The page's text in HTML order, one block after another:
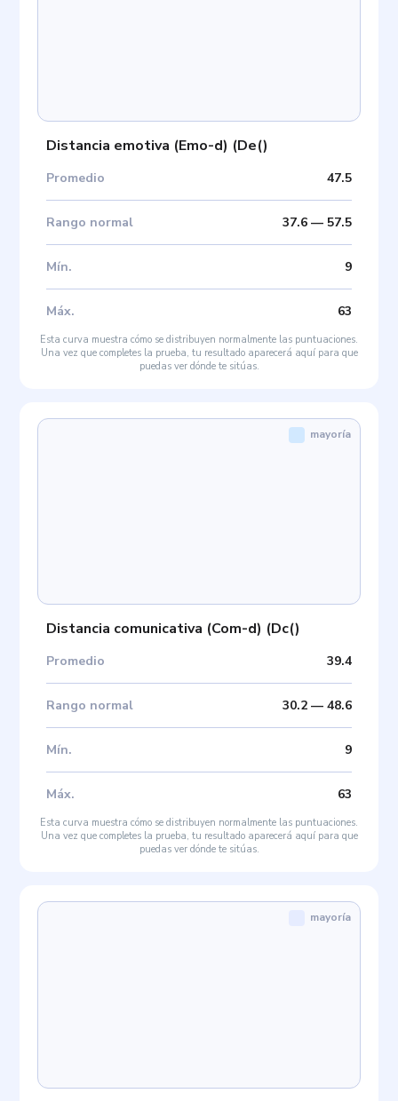
Distancia emotiva (Emo-d) (De()
Promedio 47.5
Rango normal 37.6— 57.5
Mín. 9
Máx. 63
Esta curva muestra cómo se distribuyen normalmente las puntuaciones.
Una vez que completes la prueba, tu resultado aparecerá aquí para que
puedas ver dónde te sitúas.
Distancia comunicativa (Com-d) (Dc()
Promedio 39.4
Rango normal 30.2— 48.6
Mín. 9
Máx. 63
mayoría
Esta curva muestra cómo se distribuyen normalmente las puntuaciones.
Una vez que completes la prueba, tu resultado aparecerá aquí para que
puedas ver dónde te sitúas.
mayoría